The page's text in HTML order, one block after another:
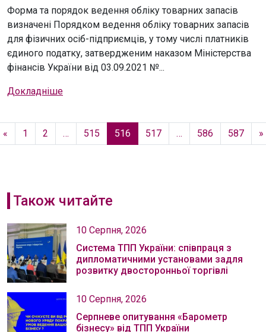
Форма та порядок ведення обліку товарних запасів
визначені Порядком ведення обліку товарних запасів
для фізичних осіб-підприємців, у тому числі платників
єдиного податку, затвердженим наказом Міністерства
фінансів України від 03.09.2021 №...
Докладніше
« 1 2 … 515 516 517 … 586 587 »
Також читайте
10 Серпня, 2026
Система ТПП України: співпраця з
дипломатичними установами задля
розвитку двосторонньої торгівлі
10 Серпня, 2026
Серпневе опитування «Барометр
бізнесу» від ТПП України